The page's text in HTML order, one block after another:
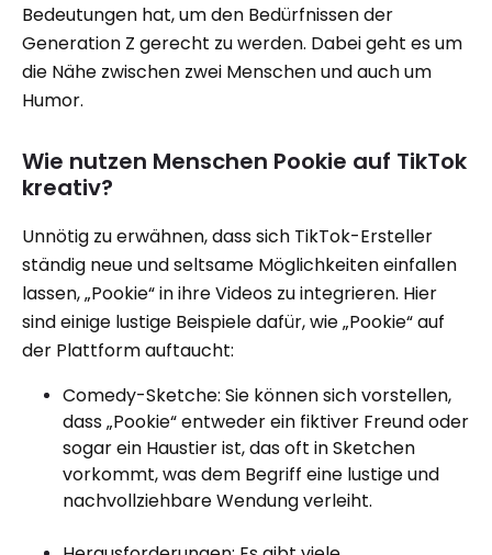
Bedeutungen hat, um den Bedürfnissen der
Generation Z gerecht zu werden. Dabei geht es um
die Nähe zwischen zwei Menschen und auch um
Humor.
Wie nutzen Menschen Pookie auf TikTok
kreativ?
Unnötig zu erwähnen, dass sich TikTok-Ersteller
ständig neue und seltsame Möglichkeiten einfallen
lassen, „Pookie“ in ihre Videos zu integrieren. Hier
sind einige lustige Beispiele dafür, wie „Pookie“ auf
der Plattform auftaucht:
Comedy-Sketche: Sie können sich vorstellen,
dass „Pookie“ entweder ein fiktiver Freund oder
sogar ein Haustier ist, das oft in Sketchen
vorkommt, was dem Begriff eine lustige und
nachvollziehbare Wendung verleiht.